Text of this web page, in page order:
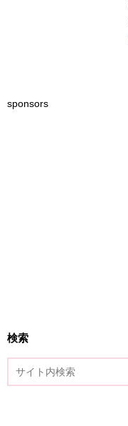
sponsors
検索